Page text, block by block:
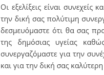
Οι εξελίξεις είναι
την δική σας πολύτιμη
δεσμευόμαστε ότι θα σας
της δημόσιας υγείας
συνεργαζόμαστε για την
και για την δική σας